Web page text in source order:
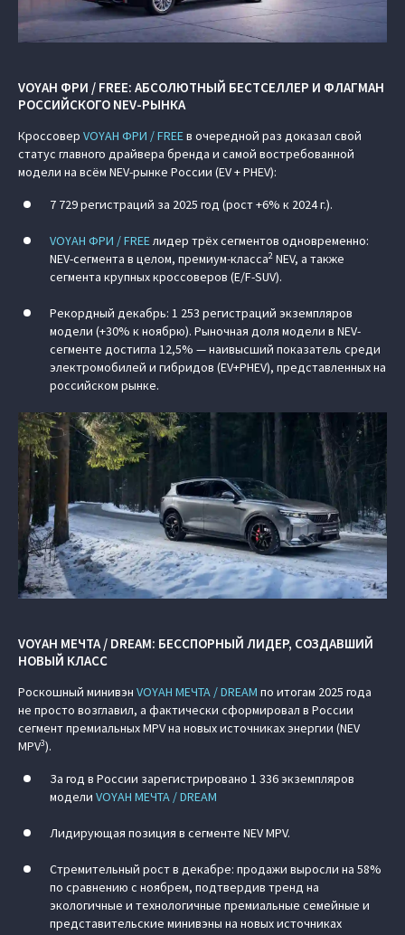
VOYAH ФРИ / FREE: АБСОЛЮТНЫЙ БЕСТСЕЛЛЕР И ФЛАГМАН
РОССИЙСКОГО NEV-РЫНКА
Кроссовер VOYAH ФРИ / FREEв очередной раз доказал свой
статус главного драйвера бренда и самой востребованной
модели на всём NEV-рынке России (EV + PHEV):
7 729 регистраций за 2025 год (рост +6% к 2024 г.).
VOYAH ФРИ / FREEлидер трёх сегментов одновременно:
NEV-сегмента в целом, премиум-класса2 NEV, а также
сегмента крупных кроссоверов (E/F-SUV).
Рекордный декабрь: 1 253 регистраций экземпляров
модели (+30% к ноябрю). Рыночная доля модели в NEV-
сегменте достигла 12,5% — наивысший показатель среди
электромобилей и гибридов (EV+PHEV), представленных на
российском рынке.
VOYAH МЕЧТА / DREAM: БЕССПОРНЫЙ ЛИДЕР, СОЗДАВШИЙ
НОВЫЙ КЛАСС
Роскошный минивэн VOYAH МЕЧТА / DREAM по итогам 2025 года
не просто возглавил, а фактически сформировал в России
сегмент премиальных MPV на новых источниках энергии (NEV
MPV3).
За год в России зарегистрировано 1 336 экземпляров
модели VOYAH МЕЧТА / DREAM
Лидирующая позиция в сегменте NEV MPV.
Стремительный рост в декабре: продажи выросли на 58%
по сравнению с ноябрем, подтвердив тренд на
экологичные и технологичные премиальные семейные и
представительские минивэны на новых источниках